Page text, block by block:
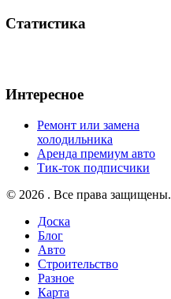
Статистика
Интересное
Ремонт или замена
холодильника
Аренда премиум авто
Тик-ток подписчики
© 2026 . Все права защищены.
Доска
Блог
Авто
Строительство
Разное
Карта